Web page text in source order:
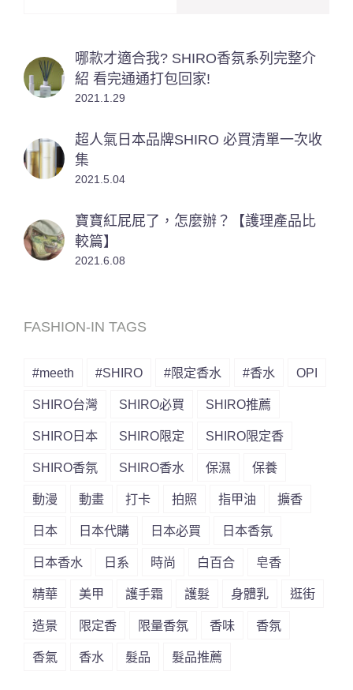
哪款才適合我? SHIRO香氛系列完整介
紹 看完通通打包回家!
2021.1.29
超人氣日本品牌SHIRO 必買清單一次收
集
2021.5.04
寶寶紅屁屁了，怎麼辦？【護理產品比
較篇】
2021.6.08
FASHION-IN TAGS
#meeth #SHIRO #限定香水 #香水 OPI
SHIRO台灣 SHIRO必買 SHIRO推薦
SHIRO日本 SHIRO限定 SHIRO限定香
SHIRO香氛 SHIRO香水 保濕 保養
動漫 動畫 打卡 拍照 指甲油 擴香
日本 日本代購 日本必買 日本香氛
日本香水 日系 時尚 白百合 皂香
精華 美甲 護手霜 護髮 身體乳 逛街
造景 限定香 限量香氛 香味 香氛
香氣 香水 髮品 髮品推薦